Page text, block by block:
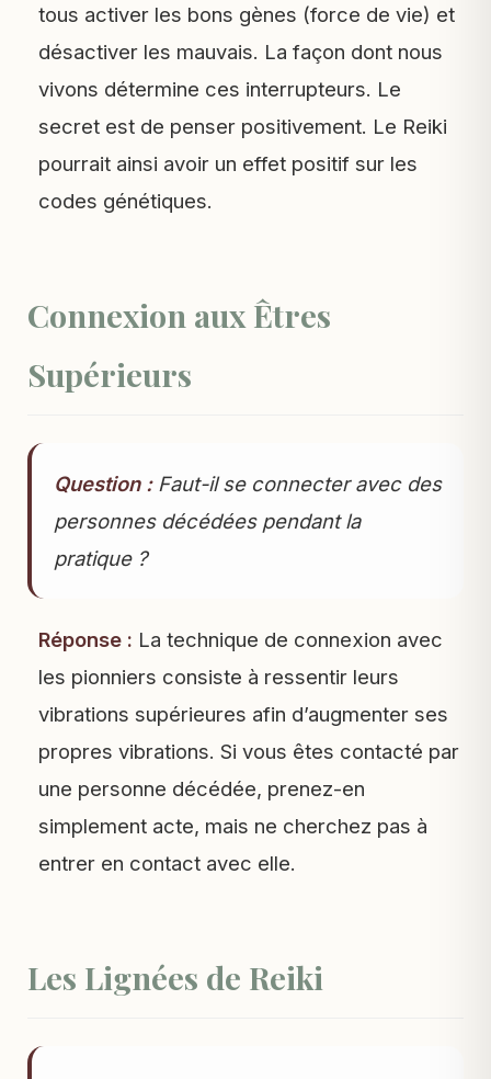
tous activer les bons gènes (force de vie) et
désactiver les mauvais. La façon dont nous
vivons détermine ces interrupteurs. Le
secret est de penser positivement. Le Reiki
pourrait ainsi avoir un effet positif sur les
codes génétiques.
Connexion aux Êtres
Supérieurs
Question :Faut-il se connecter avec des
personnes décédées pendant la
pratique ?
Réponse : La technique de connexion avec
les pionniers consiste à ressentir leurs
vibrations supérieures afin d’augmenter ses
propres vibrations. Si vous êtes contacté par
une personne décédée, prenez-en
simplement acte, mais ne cherchez pas à
entrer en contact avec elle.
Les Lignées de Reiki